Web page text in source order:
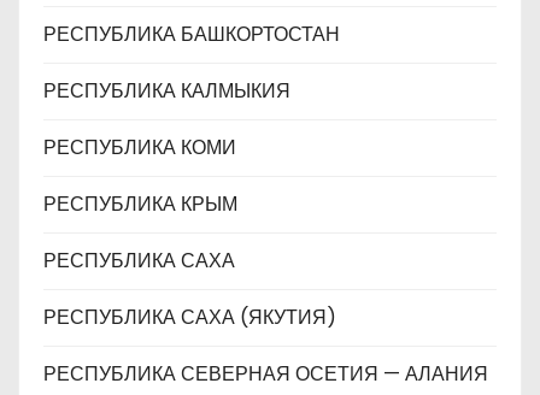
РЕСПУБЛИКА БАШКОРТОСТАН
РЕСПУБЛИКА КАЛМЫКИЯ
РЕСПУБЛИКА КОМИ
РЕСПУБЛИКА КРЫМ
РЕСПУБЛИКА САХА
РЕСПУБЛИКА САХА (ЯКУТИЯ)
РЕСПУБЛИКА СЕВЕРНАЯ ОСЕТИЯ — АЛАНИЯ